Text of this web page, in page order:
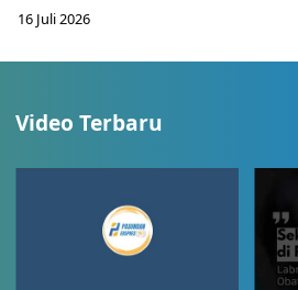
16 Juli 2026
Video Terbaru